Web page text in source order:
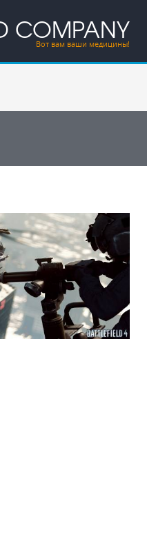
COMPANY
Вот вам ваши медицины!